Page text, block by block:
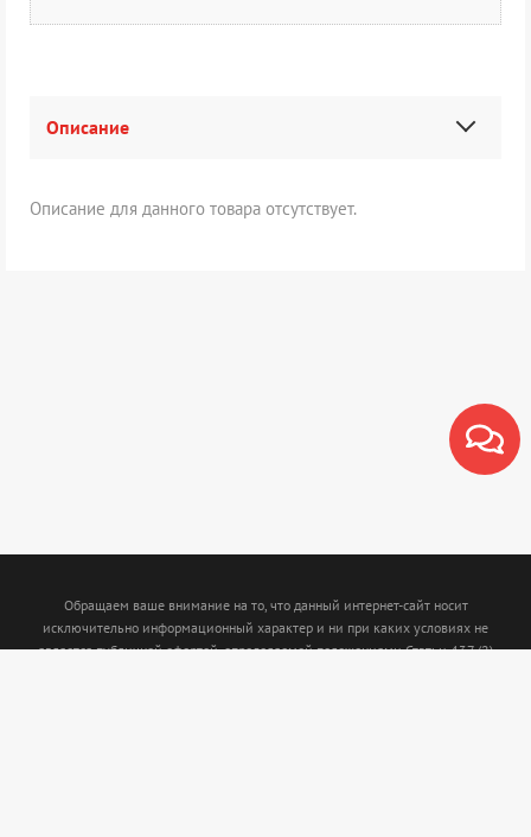
Описание
Описание для данного товара отсутствует.
Обращаем ваше внимание на то, что данный интернет-сайт носит
исключительно информационный характер и ни при каких условиях не
является публичной офертой, определяемой положениями Статьи 437 (2)